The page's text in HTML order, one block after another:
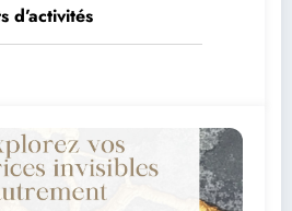
d’activités